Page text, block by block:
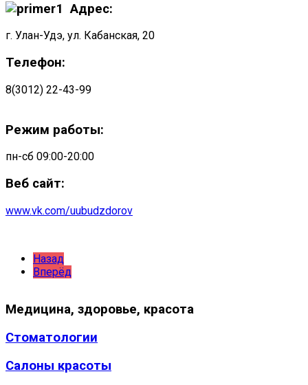
Адрес:
г. Улан-Удэ, ул. Кабанская, 20
Телефон:
8(3012) 22-43-99
Режим работы:
пн-сб 09:00-20:00
Веб сайт:
www.vk.com/uubudzdorov
Назад
Вперёд
Медицина, здоровье, красота
Стоматологии
Салоны красоты